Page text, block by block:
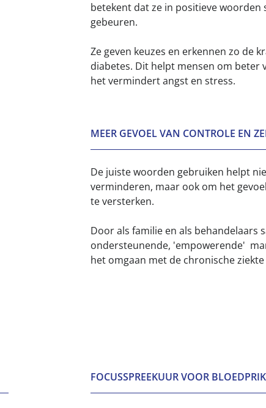
betekent dat ze in positieve woorden
gebeuren.
Ze geven keuzes en erkennen zo de
diabetes. Dit helpt mensen om beter
het vermindert angst en stress.
MEER GEVOEL VAN CONTROLE EN
De juiste woorden gebruiken helpt
verminderen, maar ook om het
te versterken.
Door als familie en als behandelaars
ondersteunende, 'empowerende'
het omgaan met de chronische
FOCUSSPREEKUUR VOOR